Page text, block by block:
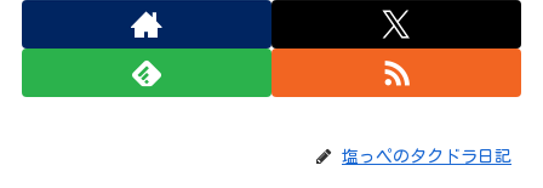
塩っペのタクドラ日記